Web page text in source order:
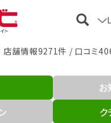
店舗情報9271件 / 口コミ
お
ク